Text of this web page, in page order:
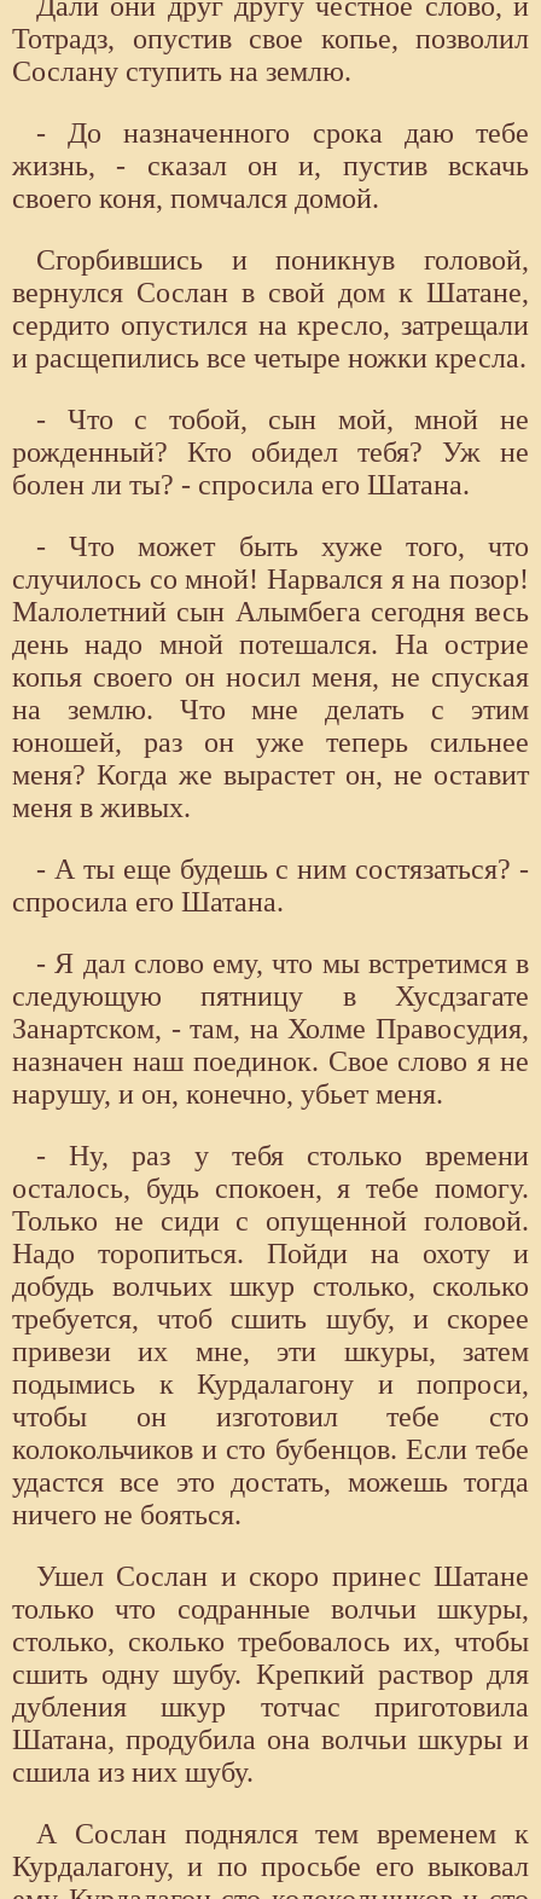
Тотрадз, опустив свое копье, позволил
Сослану ступить на землю.
- До назначенного срока даю тебе
жизнь, - сказал он и, пустив вскачь
своего коня, помчался домой.
Сгорбившись и поникнув головой,
вернулся Сослан в свой дом к Шатане,
сердито опустился на кресло, затрещали
и расщепились все четыре ножки кресла.
- Что с тобой, сын мой, мной не
рожденный? Кто обидел тебя? Уж не
болен ли ты? - спросила его Шатана.
- Что может быть хуже того, что
случилось со мной! Нарвался я на позор!
Малолетний сын Алымбега сегодня весь
день надо мной потешался. На острие
копья своего он носил меня, не спуская
на землю. Что мне делать с этим
юношей, раз он уже теперь сильнее
меня? Когда же вырастет он, не оставит
меня в живых.
- А ты еще будешь с ним состязаться? -
спросила его Шатана.
- Я дал слово ему, что мы встретимся в
следующую пятницу в Хусдзагате
Занартском, - там, на Холме Правосудия,
назначен наш поединок. Свое слово я не
нарушу, и он, конечно, убьет меня.
- Ну, раз у тебя столько времени
осталось, будь спокоен, я тебе помогу.
Только не сиди с опущенной головой.
Надо торопиться. Пойди на охоту и
добудь волчьих шкур столько, сколько
требуется, чтоб сшить шубу, и скорее
привези их мне, эти шкуры, затем
подымись к Курдалагону и попроси,
чтобы он изготовил тебе сто
колокольчиков и сто бубенцов. Если тебе
удастся все это достать, можешь тогда
ничего не бояться.
Ушел Сослан и скоро принес Шатане
только что содранные волчьи шкуры,
столько, сколько требовалось их, чтобы
сшить одну шубу. Крепкий раствор для
дубления шкур тотчас приготовила
Шатана, продубила она волчьи шкуры и
сшила из них шубу.
А Сослан поднялся тем временем к
Курдалагону, и по просьбе его выковал